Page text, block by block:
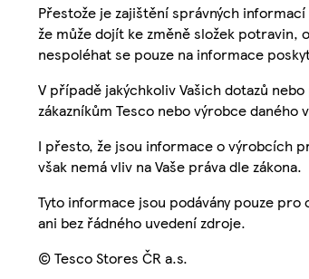
Přestože je zajištění správných
že může dojít ke změně složek potravin,
nespoléhat se pouze na informace
V případě jakýchkoliv Vašich dotazů
zákazníkům Tesco nebo výrobce daného
I přesto, že jsou informace o výrobcích
však nemá vliv na Vaše práva dle zákona.
Tyto informace jsou podávány pouze
ani bez řádného uvedení zdroje.
© Tesco Stores ČR a.s.